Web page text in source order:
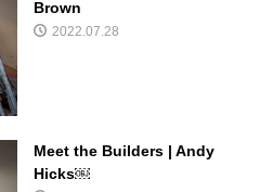
Brown
2022.07.28
Meet the Builders | Andy
Hicks￼